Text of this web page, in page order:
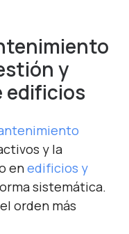
y
edificios
y la
enedificios y
sistemática.
orden más